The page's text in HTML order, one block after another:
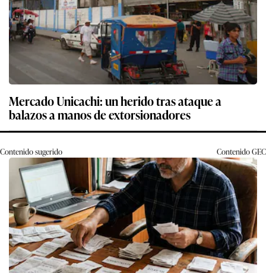
Mercado Unicachi: un herido tras ataque a
balazos a manos de extorsionadores
Contenido sugerido ContenidoGEC